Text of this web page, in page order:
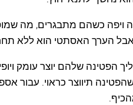
ויפה כשהם מתבגרים, מה
אבל הערך האסתטי הוא ללא
הפטינה שלהם יוצר עומק
תיווצר כראוי. עבור